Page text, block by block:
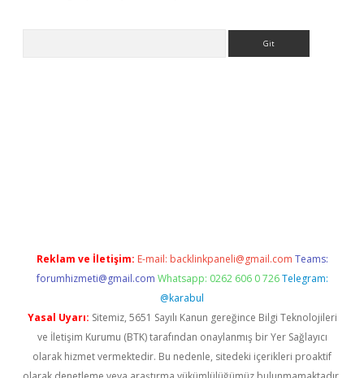
Reklam ve İletişim: E-mail: backlinkpaneli@gmail.com Teams:
forumhizmeti@gmail.com Whatsapp: 0262 606 0 726 Telegram:
@karabul
Yasal Uyarı: Sitemiz, 5651 Sayılı Kanun gereğince Bilgi Teknolojileri
ve İletişim Kurumu (BTK) tarafından onaylanmış bir Yer Sağlayıcı
olarak hizmet vermektedir. Bu nedenle, sitedeki içerikleri proaktif